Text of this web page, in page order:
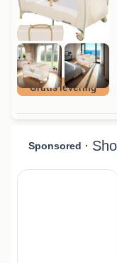
Gratis levering